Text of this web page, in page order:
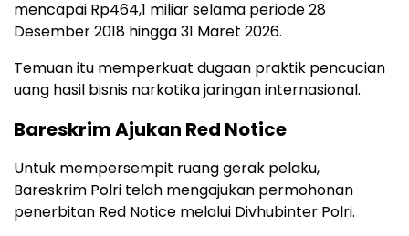
mencapai Rp464,1 miliar selama periode 28
Desember 2018 hingga 31 Maret 2026.
Temuan itu memperkuat dugaan praktik pencucian
uang hasil bisnis narkotika jaringan internasional.
Bareskrim Ajukan Red Notice
Untuk mempersempit ruang gerak pelaku,
Bareskrim Polri telah mengajukan permohonan
penerbitan Red Notice melalui Divhubinter Polri.